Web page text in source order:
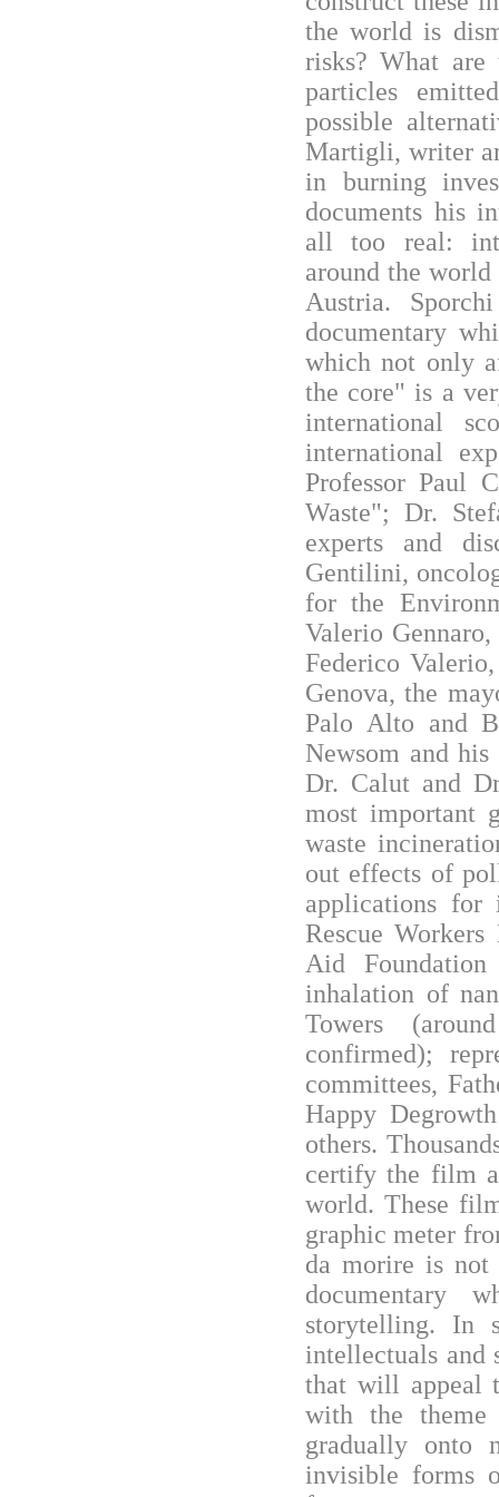
the world is
risks? What are
particles
possible
Martigli, writer
in burning
documents his
all too real:
around the
Austria.
documentary
which not only
the core" is a
international
international
Professor Paul
Waste"; Dr.
experts and
Gentilini,
for the
Valerio
Federico
Genova, the
Palo Alto and
Newsom and
Dr. Calut and
most important
waste
out effects of
applications for
Rescue
Aid
inhalation of
Towers
confirmed);
committees,
Happy
others.
certify the film
world. These
graphic meter
da morire is not
documentary
storytelling. In
intellectuals and
that will appeal
with the theme
gradually onto
invisible forms